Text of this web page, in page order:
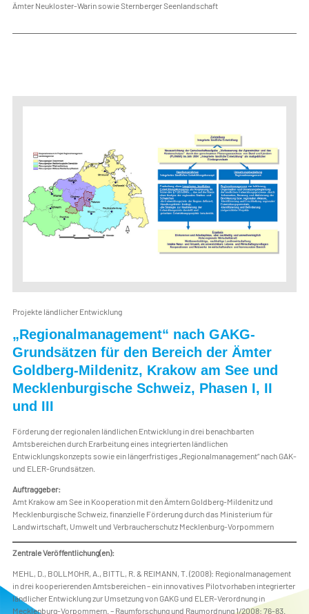
Ämter Neukloster-Warin sowie Sternberger Seenlandschaft
Projekte ländlicher Entwicklung
„Regionalmanagement“ nach GAKG-
Grundsätzen für den Bereich der Ämter
Goldberg-Mildenitz, Krakow am See und
Mecklenburgische Schweiz, Phasen I, II
und III
Förderung der regionalen ländlichen Entwicklung in drei benachbarten
Amtsbereichen durch Erarbeitung eines integrierten ländlichen
Entwicklungskonzepts sowie ein längerfristiges „Regionalmanagement“ nach GAK-
und ELER-Grundsätzen.
Auftraggeber:
Amt Krakow am See in Kooperation mit den Ämtern Goldberg-Mildenitz und
Mecklenburgische Schweiz, finanzielle Förderung durch das Ministerium für
Landwirtschaft, Umwelt und Verbraucherschutz Mecklenburg-Vorpommern
Zentrale Veröffentlichung(en):
MEHL, D., BOLLMOHR, A., BITTL, R. & REIMANN, T. (2008): Regionalmanagement
in drei kooperierenden Amtsbereichen – ein innovatives Pilotvorhaben integrierter
ländlicher Entwicklung zur Umsetzung von GAKG und ELER-Verordnung in
Mecklenburg-Vorpommern. – Raumforschung und Raumordnung 1/2008: 76-83.